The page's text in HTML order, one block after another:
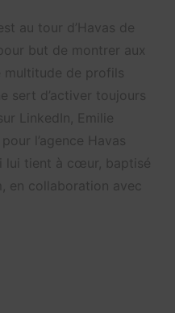
au tour d’Havas de
but de montrer aux
multitude de profils
sert d’activer toujours
LinkedIn, Emilie
l’agence Havas
lui tient à cœur, baptisé
en collaboration avec